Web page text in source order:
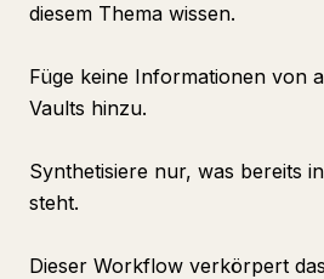
diesem Thema wissen.
Füge keine Informationen von
Vaults hinzu.
Synthetisiere nur, was bereits
steht.
Dieser Workflow verkörpert